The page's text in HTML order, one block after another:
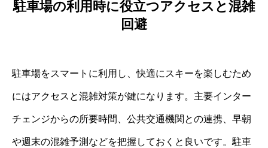
駐車場の利用時に役立つアクセスと混雑
回避
駐車場をスマートに利用し、快適にスキーを楽しむため
にはアクセスと混雑対策が鍵になります。主要インター
チェンジからの所要時間、公共交通機関との連携、早朝
や週末の混雑予測などを把握しておくと良いです。駐車